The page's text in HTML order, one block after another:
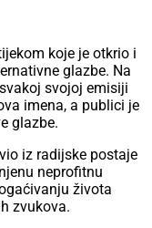
koje je otkrio i
glazbe. Na
svojoj emisiji
imena, a publici je
glazbe.
iz radijske postaje
neprofitnu
života
zvukova.